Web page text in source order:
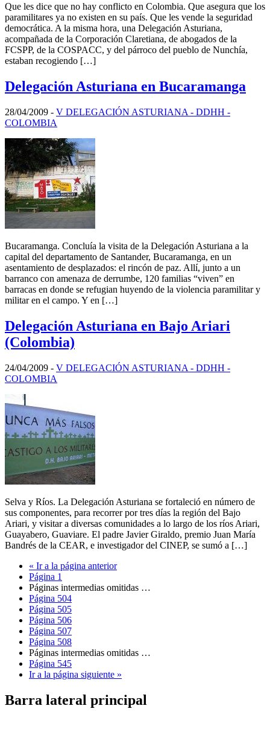
Que les dice que no hay conflicto en Colombia. Que asegura que los
paramilitares ya no existen en su país. Que les vende la seguridad
democrática. A la misma hora, una Delegación Asturiana,
acompañada de la Corporación Claretiana, de abogados de la
FCSPP, de la COSPACC, y del párroco del pueblo de Nunchía,
estaban recogiendo […]
Delegación Asturiana en Bucaramanga
28/04/2009 - V DELEGACIÓN ASTURIANA - DDHH -
COLOMBIA
Bucaramanga. Concluía la visita de la Delegación Asturiana a la
capital del departamento de Santander, Bucaramanga, en un
asentamiento de desplazados: el rincón de paz. Allí, junto a un
barranco con amenaza de derrumbe, 120 familias “viven” en
barracas en donde se refugian huyendo de la violencia paramilitar y
militar en el campo. Y en […]
Delegación Asturiana en Bajo Ariari
(Colombia)
24/04/2009 - V DELEGACIÓN ASTURIANA - DDHH -
COLOMBIA
Selva y Ríos. La Delegación Asturiana se fortaleció en número de
sus componentes, para recorrer por tres días la región del Bajo
Ariari, y visitar a diversas comunidades a lo largo de los ríos Ariari,
Guayabero, Guaviare. El padre Javier Giraldo, premio Juan María
Bandrés de la CEAR, e investigador del CINEP, se sumó a […]
« Ir a la página anterior
Página 1
Páginas intermedias omitidas …
Página 504
Página 505
Página 506
Página 507
Página 508
Páginas intermedias omitidas …
Página 545
Ir a la página siguiente »
Barra lateral principal